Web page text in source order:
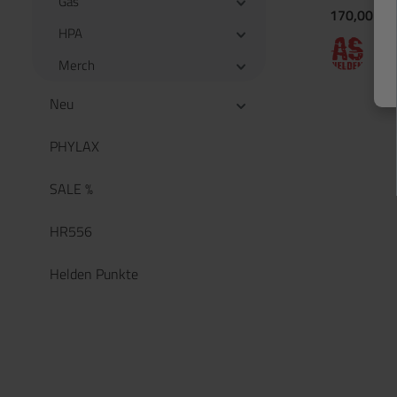
HPA
Merch
Neu
PHYLAX
SALE %
HR556
Helden Punkte
170,00 €*